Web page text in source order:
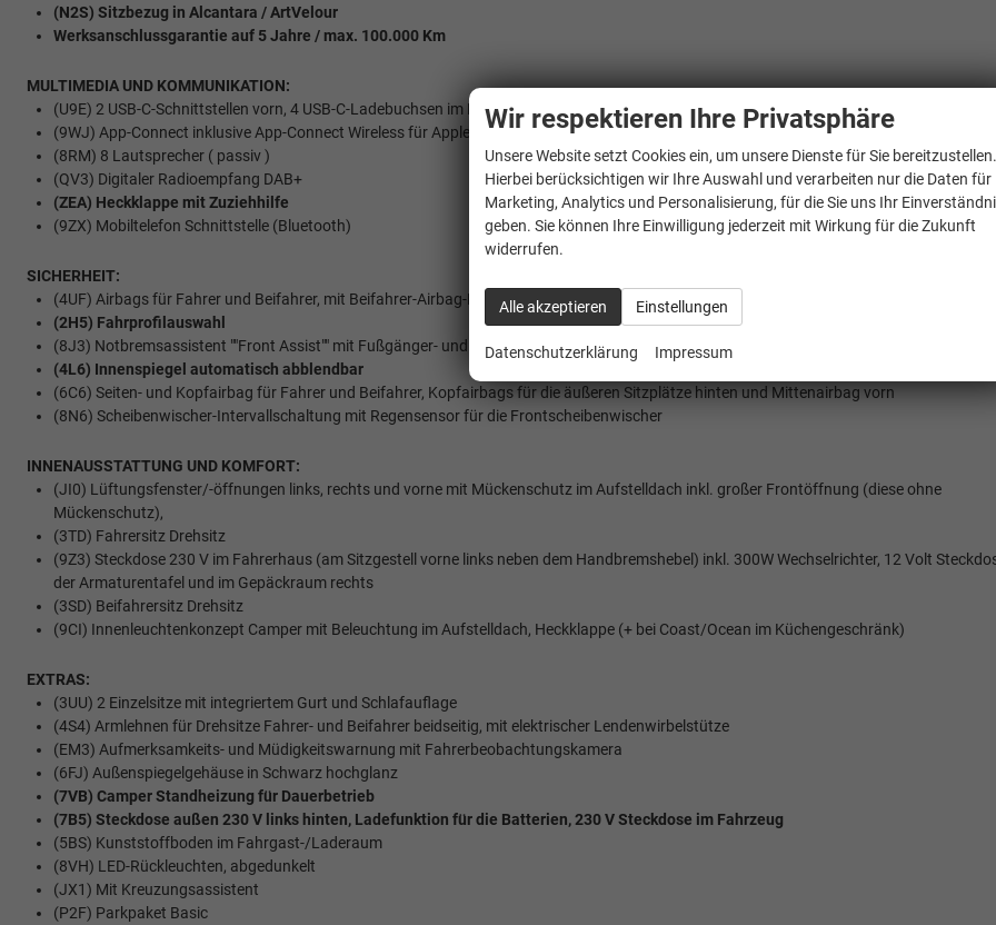
(N2S) Sitzbezug in Alcantara / ArtVelour
Werksanschlussgarantie auf 5 Jahre / max. 100.000 Km
MULTIMEDIA UND KOMMUNIKATION:
(U9E) 2 USB-C-Schnittstellen vorn, 4 USB-C-Ladebuchsen im Fahrgastraum
(9WJ) App-Connect inklusive App-Connect Wireless für Apple CarPlay und Android Auto
(8RM) 8 Lautsprecher ( passiv )
(QV3) Digitaler Radioempfang DAB+
(ZEA) Heckklappe mit Zuziehhilfe
(9ZX) Mobiltelefon Schnittstelle (Bluetooth)
SICHERHEIT:
(4UF) Airbags für Fahrer und Beifahrer, mit Beifahrer-Airbag-Deaktivierung
(2H5) Fahrprofilauswahl
(8J3) Notbremsassistent ""Front Assist"" mit Fußgänger- und Radfahrererkennung
(4L6) Innenspiegel automatisch abblendbar
(6C6) Seiten- und Kopfairbag für Fahrer und Beifahrer, Kopfairbags für die äußeren Sitzplätze hinten und Mittenairbag vorn
(8N6) Scheibenwischer-Intervallschaltung mit Regensensor für die Frontscheibenwischer
INNENAUSSTATTUNG UND KOMFORT:
(JI0) Lüftungsfenster/-öffnungen links, rechts und vorne mit Mückenschutz im Aufstelldach inkl. großer Frontöffnung (diese ohne
Mückenschutz),
(3TD) Fahrersitz Drehsitz
(9Z3) Steckdose 230 V im Fahrerhaus (am Sitzgestell vorne links neben dem Handbremshebel) inkl. 300W Wechselrichter, 12 Volt
der Armaturentafel und im Gepäckraum rechts
(3SD) Beifahrersitz Drehsitz
(9CI) Innenleuchtenkonzept Camper mit Beleuchtung im Aufstelldach, Heckklappe (+ bei Coast/Ocean im Küchengeschränk)
EXTRAS:
(3UU) 2 Einzelsitze mit integriertem Gurt und Schlafauflage
(4S4) Armlehnen für Drehsitze Fahrer- und Beifahrer beidseitig, mit elektrischer Lendenwirbelstütze
(EM3) Aufmerksamkeits- und Müdigkeitswarnung mit Fahrerbeobachtungskamera
(6FJ) Außenspiegelgehäuse in Schwarz hochglanz
(7VB) Camper Standheizung für Dauerbetrieb
(7B5) Steckdose außen 230 V links hinten, Ladefunktion für die Batterien, 230 V Steckdose im Fahrzeug
(5BS) Kunststoffboden im Fahrgast-/Laderaum
(8VH) LED-Rückleuchten, abgedunkelt
(JX1) Mit Kreuzungsassistent
(P2F) Parkpaket Basic
Wir respektieren Ihre Privatsphäre
Unsere Website setzt Cookies ein, um unsere Dienste für Sie
Hierbei berücksichtigen wir Ihre Auswahl und verarbeiten nur die Daten für
Marketing, Analytics und Personalisierung, für die Sie uns Ihr
geben. Sie können Ihre Einwilligung jederzeit mit Wirkung für die Zukunft
widerrufen.
Alle akzeptieren Einstellungen
Datenschutzerklärung Impressum